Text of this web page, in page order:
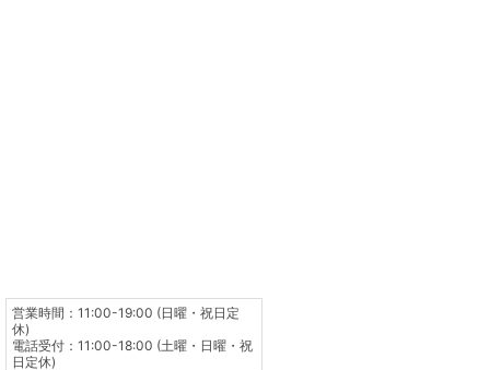
営業時間：11:00-19:00 (日曜・祝日定
休)
電話受付：11:00-18:00 (土曜・日曜・祝
日定休)